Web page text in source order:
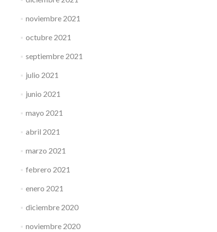
noviembre 2021
octubre 2021
septiembre 2021
julio 2021
junio 2021
mayo 2021
abril 2021
marzo 2021
febrero 2021
enero 2021
diciembre 2020
noviembre 2020